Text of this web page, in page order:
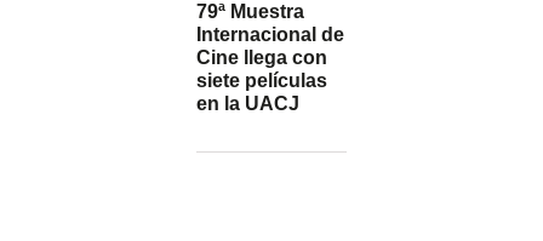
79ª Muestra
Internacional de
Cine llega con
siete películas
en la UACJ